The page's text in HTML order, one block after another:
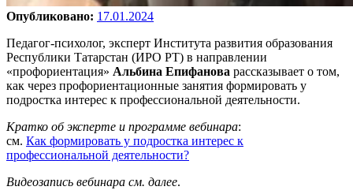
Опубликовано: 17.01.2024
Педагог-психолог, эксперт Института развития образования
Республики Татарстан (ИРО РТ) в направлении
«профориентация» Альбина Епифанова рассказывает о том,
как через профориентационные занятия формировать у
подростка интерес к профессиональной деятельности.
Кратко об эксперте и программе вебинара:
см. Как формировать у подростка интерес к
профессиональной деятельности?
Видеозапись вебинара см. далее.